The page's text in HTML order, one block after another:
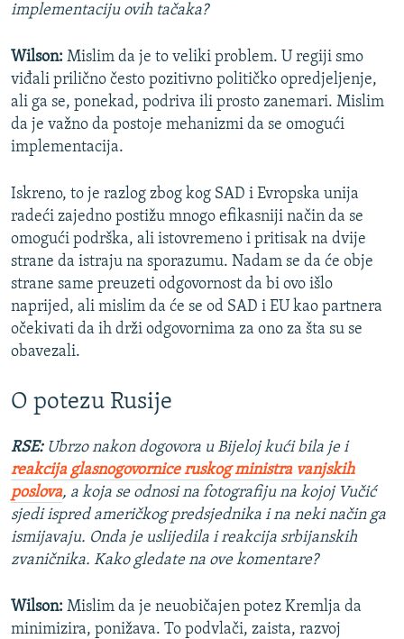
implementaciju ovih tačaka?
Wilson: Mislim da je to veliki problem. U regiji smo
viđali prilično često pozitivno političko opredjeljenje,
ali ga se, ponekad, podriva ili prosto zanemari. Mislim
da je važno da postoje mehanizmi da se omogući
implementacija.
Iskreno, to je razlog zbog kog SAD i Evropska unija
radeći zajedno postižu mnogo efikasniji način da se
omogući podrška, ali istovremeno i pritisak na dvije
strane da istraju na sporazumu. Nadam se da će obje
strane same preuzeti odgovornost da bi ovo išlo
naprijed, ali mislim da će se od SAD i EU kao partnera
očekivati da ih drži odgovornima za ono za šta su se
obavezali.
O potezu Rusije
RSE:Ubrzo nakon dogovora u Bijeloj kući bila je i
reakcija glasnogovornice ruskog ministra vanjskih
poslova, a koja se odnosi na fotografiju na kojoj Vučić
sjedi ispred američkog predsjednika i na neki način ga
ismijavaju. Onda je uslijedila i reakcija srbijanskih
zvaničnika. Kako gledate na ove komentare?
Wilson: Mislim da je neuobičajen potez Kremlja da
minimizira, ponižava. To podvlači, zaista, razvoj